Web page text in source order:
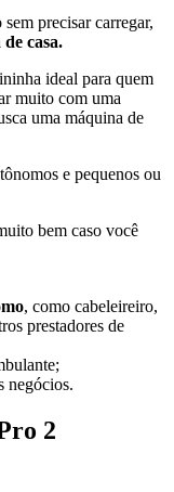
precisar carregar,
casa.
ideal para quem
muito com uma
uma máquina de
e pequenos ou
bem caso você
, como cabeleireiro,
prestadores de
negócios.
2